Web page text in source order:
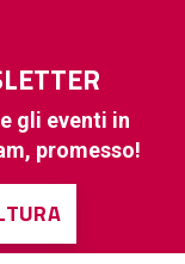
gli eventi in
promesso!